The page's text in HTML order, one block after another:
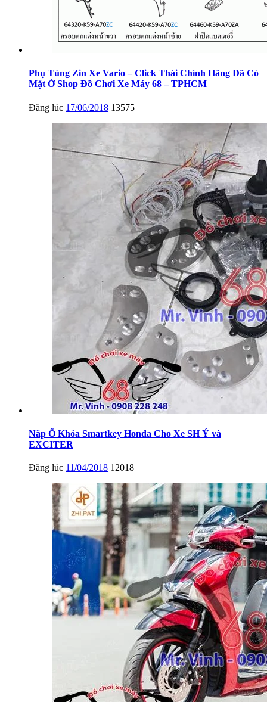
Phụ Tùng Zin Xe Vario – Click Thái Chính Hãng Đã Có
Mặt Ở Shop Đồ Chơi Xe Máy 68 – TPHCM
Đăng lúc 17/06/2018 13575
Nắp Ổ Khóa Smartkey Honda Cho Xe SH Ý và
EXCITER
Đăng lúc 11/04/2018 12018